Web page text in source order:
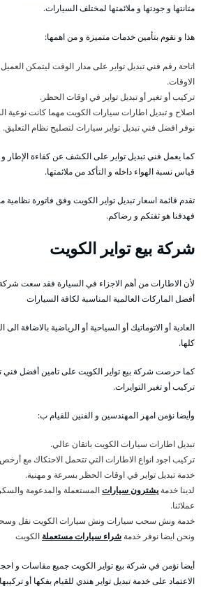
متانتها و جودتها و ملائمتها لمختلف السيارات.
هذا و نقوم بتأمين خدمات متميزة و من اهمها:
اتاحة رقم فني تبديل تواير على مدار الوقت ليتمكن
الاوقات.
تركيب أو تغير أو تبديل تواير في اوقات الحظر.
اصلاح و تبديل اطارات سيارات الكويت مهما كانت نوعية
نوفر افضل فني تبديل تواير سيارات لتصليح نظام التعليق.
كما يعمل فني تبديل تواير على الكشف عن كفاءة
قياس نسبة الهواء داخله و التأكد من ملائمتها.
تقدم قائمة اسعار تبديل تواير الكويت وفق فاتورة
فهدفنا هو ثقتكم و رضاكم.
شركة بيع تواير الكويت
لأن الاطارات من أهم الاجزاء في السيارة فقد سعت شركة
أفضل الماركات العالمية المناسبة لكافة السيارات
العادية أو الاتوماتيك أو السياحية أو الرياضية بالاضافة
كلها.
كما حرصت شركة بيع تواير الكويت على تامين أفضل فني
تركيب أو تغير التوايرات.
وأيضا نؤمن امهر المهندسين و الفنين للقيام ب:
تبديل اطارات سيارات الكويت باتقان عالي.
تركيب اجود انواع الاطارات التي تتحمل الاحتكاك مع
خدمة تبديل تواير في اوقات الحظر بسرعة و مهنية.
لدينا خدمةيشترون سياراتالمستعملة والمدعومة
عملائنا.
خدمة ونش سحب سيارات ونش سيارات الكويت نقل
ونحن ايضا نوفر خدمة شراء سيارات مستعملة الكويت
أيضا نؤمن في شركة بيع تواير الكويت جميع مقاسات و
الاعتماد على خدمة تبديل تواير هندي للقيام بفكها أو